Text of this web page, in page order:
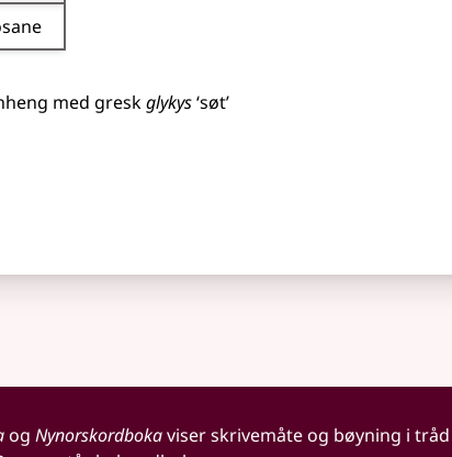
med greskglykys‘søt’
og Nynorskordbokaviser skrivemåte og bøyning i